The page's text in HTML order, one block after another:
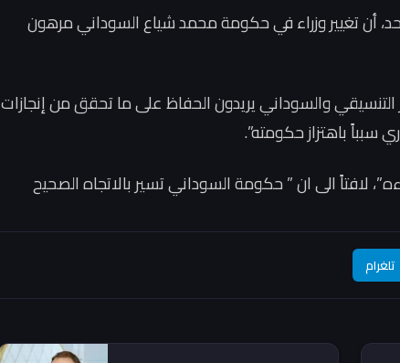
أن تغيير وزراء في حكومة محمد شياع السوداني مرهون
التنسيقي والسوداني يريدون الحفاظ على ما تحقق من إنجازات
سبباً باهتزاز حكومته”.
لافتاً الى ان ” حكومة السوداني تسير بالاتجاه الصحيح
تلغرام